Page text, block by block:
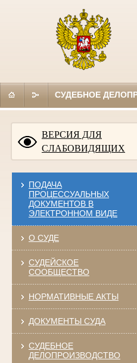
СУДЕБНОЕ
ВЕРСИЯ ДЛЯ
СЛАБОВИДЯЩИХ
ПОДАЧА
ПРОЦЕССУАЛЬНЫХ
ДОКУМЕНТОВ В
ЭЛЕКТРОННОМ ВИДЕ
О СУДЕ
СУДЕЙСКОЕ
СООБЩЕСТВО
НОРМАТИВНЫЕ АКТЫ
ДОКУМЕНТЫ СУДА
СУДЕБНОЕ
ДЕЛОПРОИЗВОДСТВО